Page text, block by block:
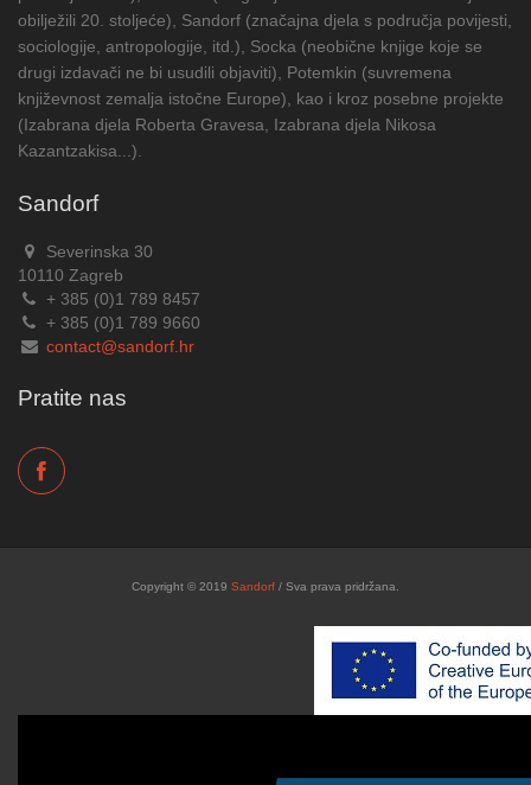
obilježili 20. stoljeće), Sandorf (značajna djela s područja povijesti,
sociologije, antropologije, itd.), Socka (neobične knjige koje se
drugi izdavači ne bi usudili objaviti), Potemkin (suvremena
književnost zemalja istočne Europe), kao i kroz posebne projekte
(Izabrana djela Roberta Gravesa, Izabrana djela Nikosa
Kazantzakisa...).
Sandorf
Severinska 30
10110 Zagreb
+ 385 (0)1 789 8457
+ 385 (0)1 789 9660
contact@sandorf.hr
Pratite nas
Copyright © 2019 Sandorf / Sva prava pridržana.